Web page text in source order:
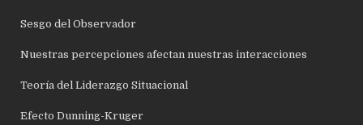
Sesgo del Observador
Nuestras percepciones afectan nuestras interacciones
Teoría del Liderazgo Situacional
Efecto Dunning-Kruger